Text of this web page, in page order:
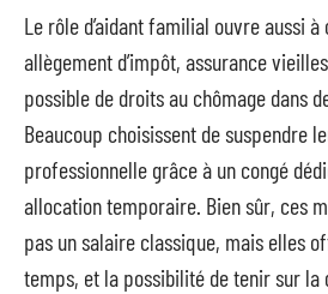
Le rôle d’aidant familial ouvre aussi
allègement d’impôt, assurance
possible de droits au chômage dans
Beaucoup choisissent de suspendre
professionnelle grâce à un congé
allocation temporaire. Bien sûr, ces
pas un salaire classique, mais elles
temps, et la possibilité de tenir sur la